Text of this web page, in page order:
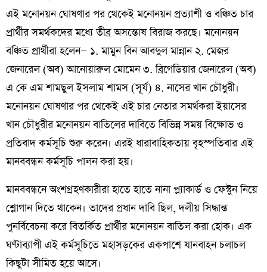
এই মনোনয়ন ঘোষণার পর থেকেই মনোনয়ন প্রত্যাশী ও বঞ্চিত চার
প্রার্থীর সমর্থকদের মধ্যে তীব্র অসন্তোষ বিরাজ করছে। মনোনয়ন
বঞ্চিত প্রার্থীরা হলেন— ১. মামুন বিন আবদুল মান্নান ২. মেজর
জেনারেল (অব) আনোয়ারুল মোমেন ৩. ব্রিগেডিয়ার জেনারেল (অব)
এ কে এম শামছুল ইসলাম শামস (সূর্য) ৪. নাসের খান চৌধুরী।
মনোনয়ন ঘোষণার পর থেকেই এই চার নেতার সমর্থকরা ইয়াসের
খান চৌধুরীর মনোনয়ন বাতিলের দাবিতে বিভিন্ন সময় বিক্ষোভ ও
প্রতিবাদ কর্মসূচি শুরু করেন। এরই ধারাবাহিকতায় বৃহস্পতিবার এই
মানববন্ধন কর্মসূচি পালন করা হয়।
মানববন্ধনে অংশগ্রহণকারীরা হাতে হাতে নানা প্ল্যাকার্ড ও ফেস্টুন নিয়ে
শ্লোগান দিতে থাকেন। তাদের প্রধান দাবি ছিল, দলীয় সিদ্ধান্ত
পুনর্বিবেচনা করে বিতর্কিত প্রার্থীর মনোনয়ন বাতিল করা হোক। এক
ঘণ্টাব্যাপী এই কর্মসূচিতে মহাসড়কের একপাশে যানবাহন চলাচল
কিছুটা সীমিত হয়ে আসে।